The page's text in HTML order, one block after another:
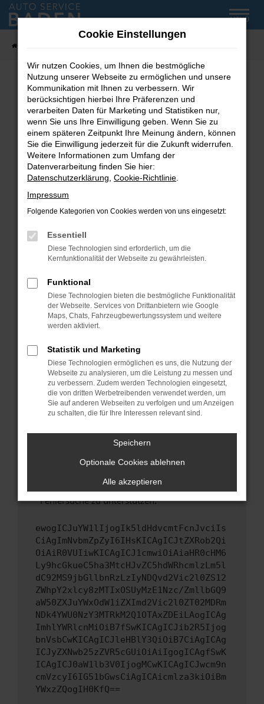
Zum
Hauptinhalt
MENÜ
Fehler: Network Error
Beim Laden ist ein Fehler aufgetreten.
Hier sind ein paar Tipps, die dir helfen können:
Überprüfe deine Firewall und deine
Internetverbindung.
Laden andere Webseiten, zum Beispiel deine
Suchmaschine?
Prüfe deine Browsererweiterungen.
können das Laden bestimmter Seiten
verhindern. Funktioniert die Seite in einem
Fenster?
Starte dein Gerät neu.
Das kann manchmal helfen, vorübergehende
Probleme zu beheben.
Betriebssystem auf dem neuesten Stand
sind.
Veraltete Software birgt nicht nur ein
Sicherheitsrisiko, sondern kann auch dazu
führen, dass bestimmte Funktionen nicht mehr
unterstützt werden.
Wende dich an den Webseitenbetreiber.
Wenn du alle oben genannten Schritte versucht
hast, kontaktiere uns bitte. Wir werden
uns diesen Text schicken, um uns bei der
Fehlersuche zu unterstützen:
ewogICJuYW1lIjogIk5ldHdvcmtFcnJvciIs
CiAgImNvbmZpZyI6IHsKICAgICJtZXRob2Qi
OiAiR0VUIiwKICAgICJ1cmwiOiAiaHR0cHM6
Ly9hcGkueC5ha3MtcHJvZC5hdWRhcmlzLm5l
dC92MS9jbGllbnRzLzIyNDQvd2Vic2l0ZS12
ZWhpY2xlcy8zMTIxOSUyMzE1Nzc/ZmllbGQ9
aW50ZXJuYWxOdW1iZXImd2Vic2l0ZT02MDRm
NDk4YWU0NzY3MTRkM2Q1OTAxZDEiLAogICAg
ImhlYWRlcnMiOiB7fSwKICAgICJib2R5Ijog
bnVsbCwKICAgICJleHBlY3QiOiB7CiAgICAg
ICJyZXNwb25zZVR5cGUiOiAiIgogICAgfSwK
ICAgICJ0aW1lb3V0IjogMCwKICAgICJwcm9n
cmVzcyI6IG51bGwsCiAgICAicmlza3kiOiBm
YWxzZQogIH0KfQ==
Cookie Einstellungen
Wir nutzen Cookies, um Ihnen die bestmögliche
Nutzung unserer Webseite zu ermöglichen und unsere
Kommunikation mit Ihnen zu verbessern. Wir
berücksichtigen hierbei Ihre Präferenzen und
verarbeiten Daten für Marketing und Statistiken nur,
wenn Sie uns Ihre Einwilligung geben. Wenn Sie zu
einem späteren Zeitpunkt Ihre Meinung ändern, können
Sie die Einwilligung jederzeit für die Zukunft widerrufen.
Weitere Informationen zum Umfang der
Datenverarbeitung finden Sie hier:
Datenschutzerklärung Cookie-Richtlinie
Impressum
Folgende Kategorien von Cookies werden von uns eingesetzt:
Essentiell
Diese Technologien sind erforderlich, um die
Kernfunktionalität der Webseite zu gewährleisten.
Funktional
Diese Technologien bieten die bestmögliche Funktionalität
der Webseite. Services von Drittanbietern wie Google
Maps, Chats, Fahrzeugbewertungssystem und weitere
werden aktiviert.
Statistik und Marketing
Diese Technologien ermöglichen es uns, die Nutzung der
Webseite zu analysieren, um die Leistung zu messen und
zu verbessern. Zudem werden Technologien eingesetzt,
die von dritten Werbetreibenden verwendet werden, um
Sie auf anderen Webseiten zu verfolgen und um Anzeigen
zu schalten, die für Ihre Interessen relevant sind.
Speichern
Optionale Cookies ablehnen
Alle akzeptieren